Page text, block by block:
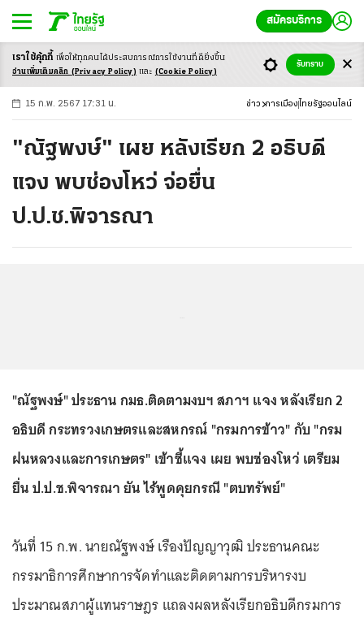
สมัครบริการ
-ก ก ก+
15 ก.พ. 2567 17:31 น. ข่าว การเมือง ไทยรัฐออนไลน์
"ณัฐพงษ์" เผย หลังเรียก 2 อธิบดี
แจง พบช่องโหว่ จ่อยื่น
ป.ป.ช.พิจารณา
"ณัฐพงษ์" ประธาน กมธ.ติดตามงบฯ สภาฯ แจง หลังเรียก 2
อธิบดี กระทรวงเกษตรและสหกรณ์ "กรมการข้าว" กับ "กรม
ฝนหลวงและการเกษตร" เข้าชี้แจง เผย พบช่องโหว่ เตรียม
ยื่น ป.ป.ช.พิจารณา ยัน ไร้พูดคุยกรณี "ตบทรัพย์"
วันที่ 15 ก.พ. นายณัฐพงษ์ เรืองปัญญาวุฒิ ประธานคณะ
กรรมาธิการศึกษาการจัดทำและติดตามการบริหารงบ
ประมาณสภาผู้แทนราษฎร แถลงผลหลังเรียกอธิบดีกรมการ
เราใช้คุ้กกี้ เพื่อให้ทุกคนได้ประสบการณ์การใช้งานที่ดียิ่งขึ้น
อ่านเพิ่มเติมคลิก (Privacy Policy) และ (Cookie Policy)
รับทราบ